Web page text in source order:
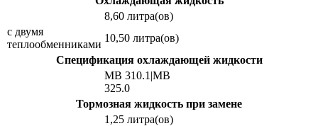
8,60 литра(ов)
с двумя
теплообменниками
10,50 литра(ов)
Спецификация охлаждающей жидкости
MB 310.1|MB
325.0
Тормозная жидкость при замене
1,25 литра(ов)